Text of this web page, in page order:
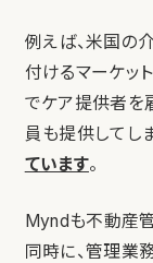
例えば、米国の
付けるマーケッ
でケア提供者を
員も提供してし
ています。
Myndも不動産
同時に、管理業